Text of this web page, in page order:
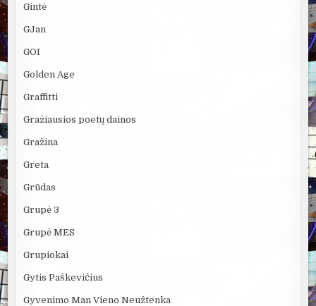
Gintė
GJan
GOI
Golden Age
Graffitti
Gražiausios poetų dainos
Gražina
Greta
Grūdas
Grupė 3
Grupė MES
Grupiokai
Gytis Paškevičius
Gyvenimo Man Vieno Neužtenka